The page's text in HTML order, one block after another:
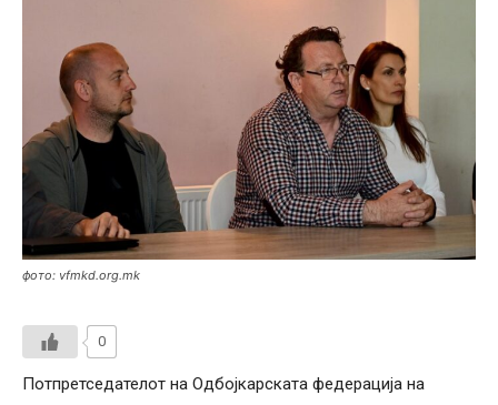
фото: vfmkd.org.mk
0
Потпретседателот на Одбојкарската федерација на